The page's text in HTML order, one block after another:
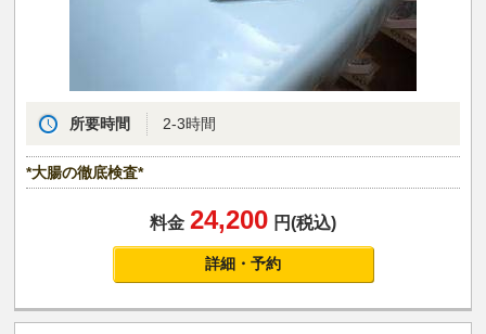
所要時間 2-3時間
*大腸の徹底検査*
料金 24,200 円(税込)
詳細・予約